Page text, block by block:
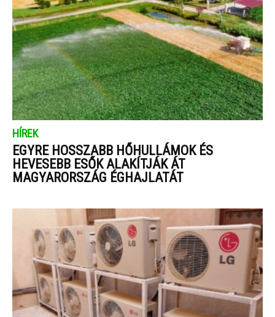
HÍREK
EGYRE HOSSZABB HŐHULLÁMOK ÉS
HEVESEBB ESŐK ALAKÍTJÁK ÁT
MAGYARORSZÁG ÉGHAJLATÁT